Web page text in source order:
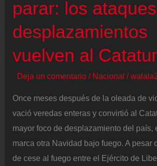
del
ELN
parar: los
desplazamientos
vuelven al
Deja un comentario / Nacional /
Once meses después de la oleada de
vació veredas enteras y convirtió al
mayor foco de desplazamiento del país,
marca otra Navidad bajo fuego. A pesar
de cese al fuego entre el Ejército de